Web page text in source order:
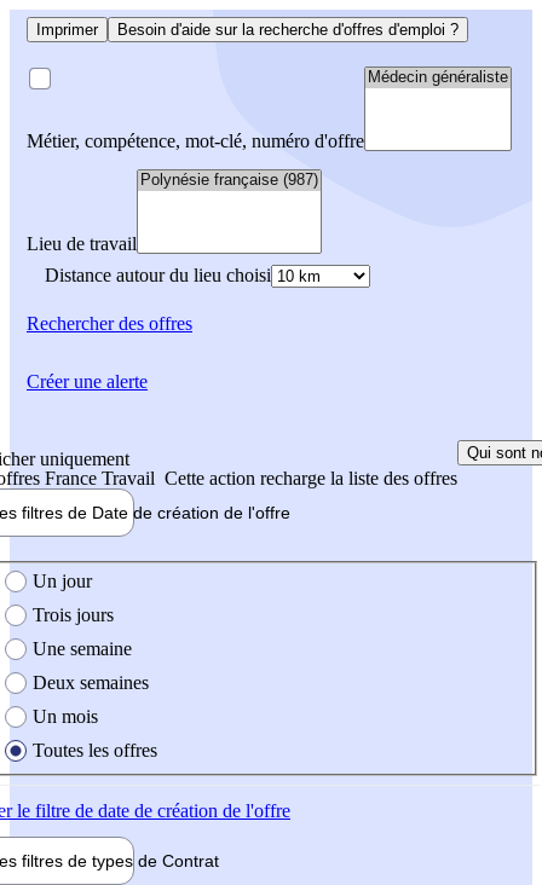
Imprimer Besoin d'aide sur la recherche d'offres d'emploi ?
Métier, compétence, mot-clé, numéro d'offre
Lieu de travail
Distance autour du lieu choisi
Rechercherdes offres
uniquement
France Travail Cette action recharge la liste des offres
Qui sont
filtres de Date de création de l'offre
création de l'offre
Un jour
Trois jours
Une semaine
Deux semaines
Un mois
Toutes les offres
le filtre de date de création de l'offre
filtres de types de Contrat
Créer une alerte